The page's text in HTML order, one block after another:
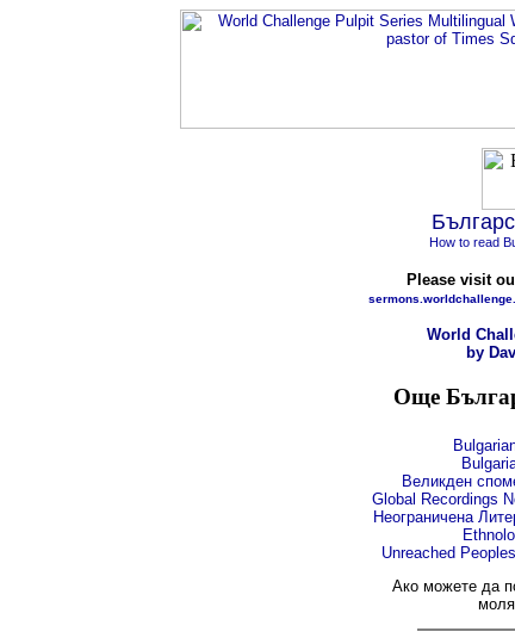
How to read
Please visit
World
by
Още
Великден
Global Recordings
Неограничена
Unreached
Ако можете да
моля